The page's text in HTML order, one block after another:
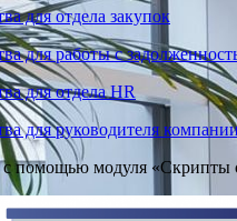
для отдела закупок
для работы с
для отдела HR
для руководителя
помощью модуля «Скрипты